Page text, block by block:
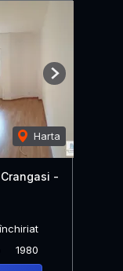
Harta
Next
-
1980